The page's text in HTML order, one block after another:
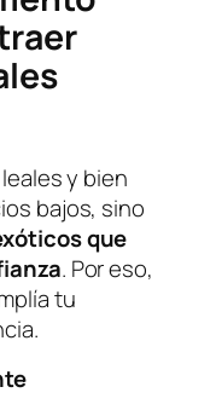
y bien
bajos, sino
que
. Por eso,
tu